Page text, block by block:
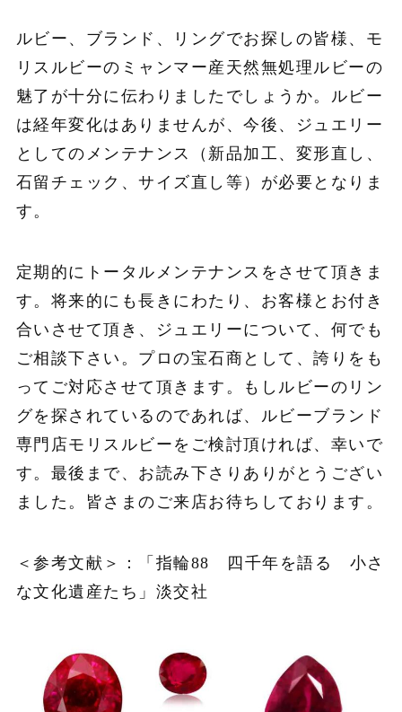
ルビー、ブランド、リングでお探しの皆様、モ
リスルビーのミャンマー産天然無処理ルビーの
魅了が十分に伝わりましたでしょうか。ルビー
は経年変化はありませんが、今後、ジュエリー
としてのメンテナンス（新品加工、変形直し、
石留チェック、サイズ直し等）が必要となりま
す。
定期的にトータルメンテナンスをさせて頂きま
す。将来的にも長きにわたり、お客様とお付き
合いさせて頂き、ジュエリーについて、何でも
ご相談下さい。プロの宝石商として、誇りをも
ってご対応させて頂きます。もしルビーのリン
グを探されているのであれば、ルビーブランド
専門店モリスルビーをご検討頂ければ、幸いで
す。最後まで、お読み下さりありがとうござい
ました。皆さまのご来店お待ちしております。
＜参考文献＞：「指輪88 四千年を語る 小さ
な文化遺産たち」淡交社